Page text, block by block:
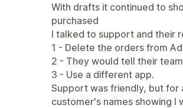
With drafts it continued to
purchased
I talked to support and their
1 - Delete the orders from
2 - They would tell their
3 - Use a different app.
Support was friendly, but for
customer's names showing I